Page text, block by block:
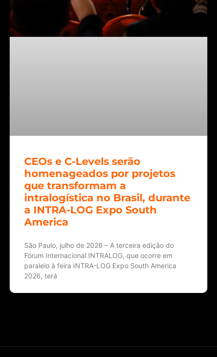
CEOs e C-Levels serão
homenageados por projetos
que transformam a
intralogística no Brasil, durante
a INTRA-LOG Expo South
America
São Paulo, julho de 2026 – A terceira edição do
Fórum Internacional INTRALOG, que ocorre em
paralelo à feira INTRA-LOG Expo South America
2026, terá